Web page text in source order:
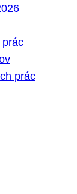
prác
prác